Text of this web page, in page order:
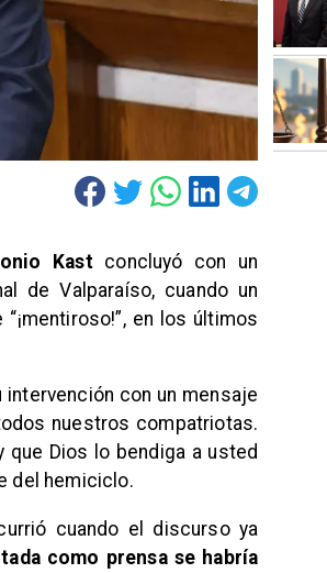
Kastconcluyó con un
de Valparaíso, cuando un
en los últimos
con un mensaje
nuestros compatriotas.
que Dios lo bendiga a usted
del hemiciclo.
cuando el discurso ya
como prensa se habría